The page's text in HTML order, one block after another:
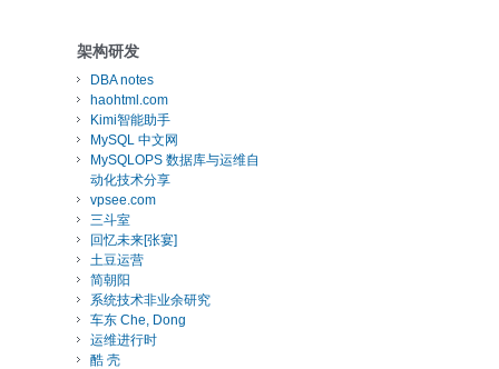
架构研发
DBA notes
haohtml.com
Kimi智能助手
MySQL 中文网
MySQLOPS 数据库与运维自
动化技术分享
vpsee.com
三斗室
回忆未来[张宴]
土豆运营
简朝阳
系统技术非业余研究
车东 Che, Dong
运维进行时
酷 壳